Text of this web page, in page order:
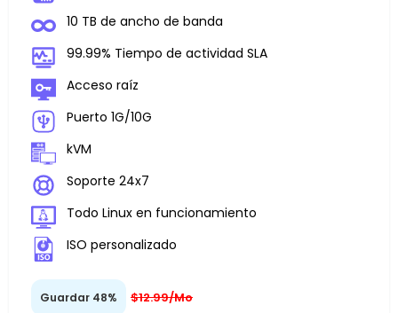
10 TB de ancho de banda
99.99% Tiempo de actividad SLA
Acceso raíz
Puerto 1G/10G
kVM
Soporte 24x7
Todo Linux en funcionamiento
ISO personalizado
Guardar 48% $12.99/Mo